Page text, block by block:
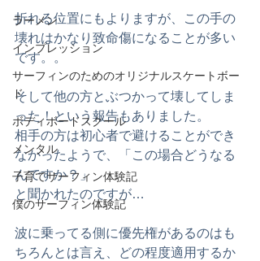
ラーメン
インプレッション
サーフィンのためのオリジナルスケートボー
ド
ボディボードスクール
メンタル
子育てサーフィン体験記
僕のサーフィン体験記
折れる位置にもよりますが、この手の
壊れはかなり致命傷になることが多い
です。。
そして他の方とぶつかって壊してしま
った！という報告もありました。
相手の方は初心者で避けることができ
なかったようで、「この場合どうなる
んですか？」
と聞かれたのですが…
波に乗ってる側に優先権があるのはも
ちろんとは言え、どの程度適用するか